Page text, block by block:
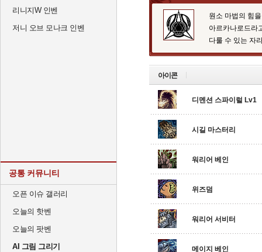
리니지W 인벤
저니 오브 모나크 인벤
공통 커뮤니티
오픈 이슈 갤러리
오늘의 핫벤
오늘의 팟벤
AI 그림 그리기
원소 마법의 힘
아르카나로드라
다룰 수 있는 자
아이콘
디멘션 스파이럴 Lv1
시길 마스터리
워리어 베인
위즈덤
워리어 서비터
메이지 베인